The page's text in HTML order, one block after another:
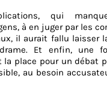
qui
à en juger par les
il aurait fallu laisser
Et enfin, une
la place pour un débat
au besoin